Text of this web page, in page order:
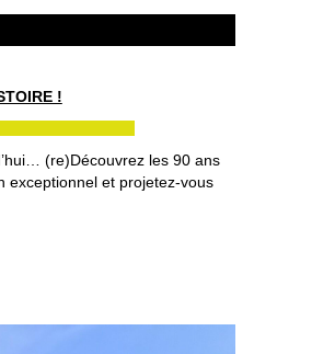
!
(re)Découvrez les 90 ans
exceptionnel et projetez-vous